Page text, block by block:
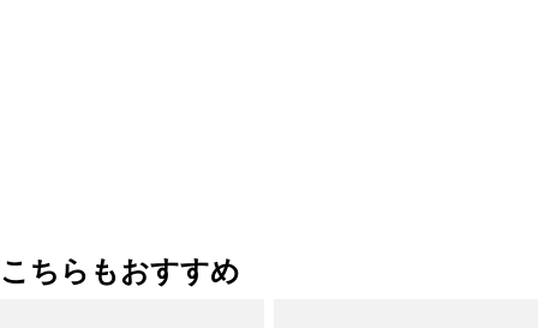
こちらもおすすめ